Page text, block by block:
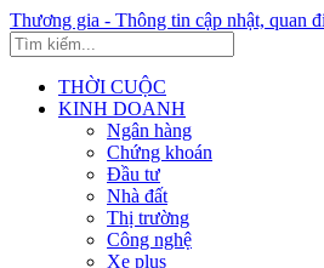
Thương gia - Thông tin cập nhật, quan
THỜI CUỘC
KINH DOANH
Ngân hàng
Chứng khoán
Đầu tư
Nhà đất
Thị trường
Công nghệ
Xe plus